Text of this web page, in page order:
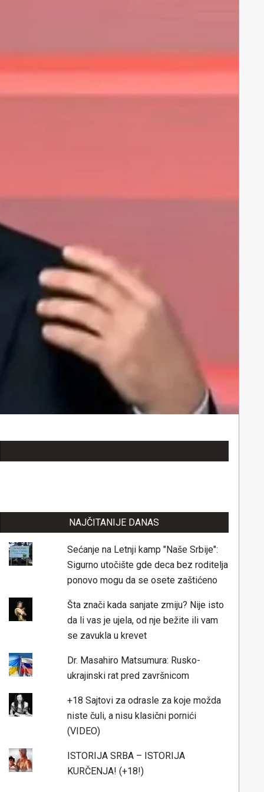
NAJČITANIJE DANAS
Sećanje na Letnji kamp "Naše Srbije":
Sigurno utočište gde deca bez roditelja
ponovo mogu da se osete zaštićeno
Šta znači kada sanjate zmiju? Nije isto
da li vas je ujela, od nje bežite ili vam
se zavukla u krevet
Dr. Masahiro Matsumura: Rusko-
ukrajinski rat pred završnicom
+18 Sajtovi za odrasle za koje možda
niste čuli, a nisu klasični pornići
(VIDEO)
ISTORIJA SRBA – ISTORIJA
KURČENJA! (+18!)